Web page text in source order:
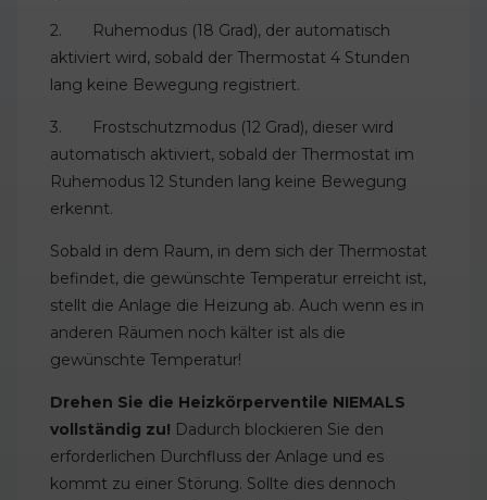
2. Ruhemodus (18 Grad), der automatisch
aktiviert wird, sobald der Thermostat 4 Stunden
lang keine Bewegung registriert.
3. Frostschutzmodus (12 Grad), dieser wird
automatisch aktiviert, sobald der Thermostat im
Ruhemodus 12 Stunden lang keine Bewegung
erkennt.
Sobald in dem Raum, in dem sich der Thermostat
befindet, die gewünschte Temperatur erreicht ist,
stellt die Anlage die Heizung ab. Auch wenn es in
anderen Räumen noch kälter ist als die
gewünschte Temperatur!
Drehen Sie die Heizkörperventile NIEMALS
vollständig zu! Dadurch blockieren Sie den
erforderlichen Durchfluss der Anlage und es
kommt zu einer Störung. Sollte dies dennoch